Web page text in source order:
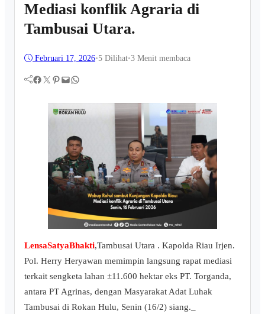
Mediasi konflik Agraria di
Tambusai Utara.
Februari 17, 2026•5 Dilihat•3 Menit membaca
Facebook Twitter Pinterest Mail WhatsApp
LensaSatyaBhakti,Tambusai Utara . Kapolda Riau Irjen.
Pol. Herry Heryawan memimpin langsung rapat mediasi
terkait sengketa lahan ±11.600 hektar eks PT. Torganda,
antara PT Agrinas, dengan Masyarakat Adat Luhak
Tambusai di Rokan Hulu, Senin (16/2) siang._